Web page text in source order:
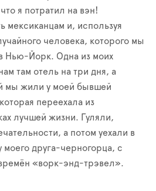
я потратил на вэн!
мексиканцам и, используя
человека, которого мы
Нью-Йорк. Одна из моих
там отель на три дня, а
мы жили у моей бывшей
переехала из
лучшей жизни. Гуляли,
а потом уехали в
моего друга-черногорца, с
«ворк-энд-трэвел».